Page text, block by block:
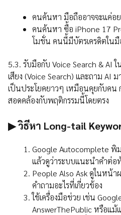
คนค้นหา มือถืออาจจะแค่อย
คนค้นหา ซื้อ iPhone 17
โมชั่น คนนี้มีบัตรเครดิตใน
5.3. รับมือกับ Voice Search & AI
เสียง (Voice Search) และถาม AI
เป็นประโยคยาวๆ เหมือนคุยกับคน
สอดคล้องกับพฤติกรรมนี้โดยตรง
▶ วิธีหา Long-tail
Google Autocomplete พิ
แล้วดูว่าระบบแนะนำคำต่อ
People Also Ask ดูในหน้
คำถามอะไรที่เกี่ยวข้อง
ใช้เครื่องมือช่วย เช่น
AnswerThePublic หรือแม้